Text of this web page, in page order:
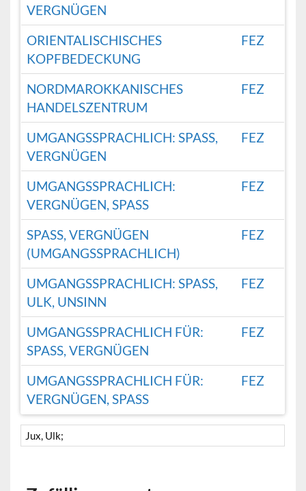
VERGNÜGEN
ORIENTALISCHISCHES
KOPFBEDECKUNG
FEZ
NORDMAROKKANISCHES
HANDELSZENTRUM
FEZ
UMGANGSSPRACHLICH: SPASS, V
ERGNÜGEN
FEZ
UMGANGSSPRACHLICH:
VERGNÜGEN, SPASS
FEZ
SPASS, VERGNÜGEN (
UMGANGSSPRACHLICH)
FEZ
UMGANGSSPRACHLICH: SPASS, U
LK, UNSINN
FEZ
UMGANGSSPRACHLICH FÜR:
SPASS, VERGNÜGEN
FEZ
UMGANGSSPRACHLICH FÜR:
VERGNÜGEN, SPASS
FEZ
Jux, Ulk;